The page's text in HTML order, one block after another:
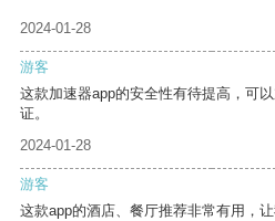
2024-01-28
游客
这款加速器app的安全性有待提高，可
证。
2024-01-28
游客
这款app的酒店、餐厅推荐非常有用，